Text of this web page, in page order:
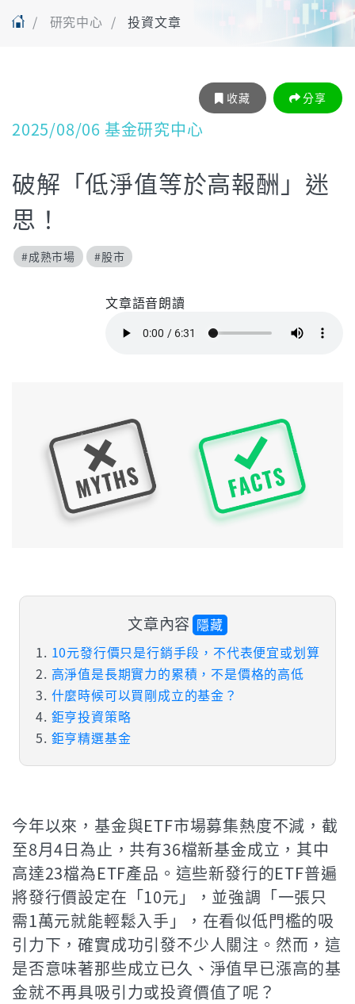
研究中心 投資文章
收藏 分享
2025/08/06 基金研究中心
破解「低淨值等於高報酬」迷
思！
#成熟市場 #股市
文章語音朗讀
文章內容 隱藏
10元發行價只是行銷手段，不代表便宜或划算
高淨值是長期實力的累積，不是價格的高低
什麼時候可以買剛成立的基金？
鉅亨投資策略
鉅亨精選基金
今年以來，基金與ETF市場募集熱度不減，截
至8月4日為止，共有36檔新基金成立，其中
高達23檔為ETF產品。這些新發行的ETF普遍
將發行價設定在「10元」，並強調「一張只
需1萬元就能輕鬆入手」，在看似低門檻的吸
引力下，確實成功引發不少人關注。然而，這
是否意味著那些成立已久、淨值早已漲高的基
金就不再具吸引力或投資價值了呢？